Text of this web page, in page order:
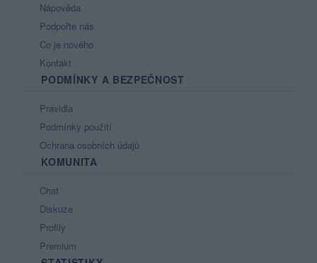
Nápověda
Podpořte nás
Co je nového
Kontakt
PODMÍNKY A BEZPEČNOST
Pravidla
Podmínky použití
Ochrana osobních údajů
KOMUNITA
Chat
Diskuze
Profily
Premium